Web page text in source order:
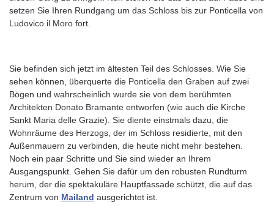
setzen Sie Ihren Rundgang um das Schloss bis zur Ponticella von
Ludovico il Moro fort.
Sie befinden sich jetzt im ältesten Teil des Schlosses. Wie Sie
sehen können, überquerte die Ponticella den Graben auf zwei
Bögen und wahrscheinlich wurde sie von dem berühmten
Architekten Donato Bramante entworfen (wie auch die Kirche
Sankt Maria delle Grazie). Sie diente einstmals dazu, die
Wohnräume des Herzogs, der im Schloss residierte, mit den
Außenmauern zu verbinden, die heute nicht mehr bestehen.
Noch ein paar Schritte und Sie sind wieder an Ihrem
Ausgangspunkt. Gehen Sie dafür um den robusten Rundturm
herum, der die spektakuläre Hauptfassade schützt, die auf das
Zentrum von Mailand ausgerichtet ist.